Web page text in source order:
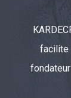
facilite